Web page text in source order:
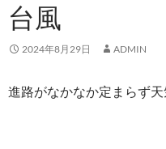
台風
2024年8月29日 ADMIN
進路がなかなか定まらず